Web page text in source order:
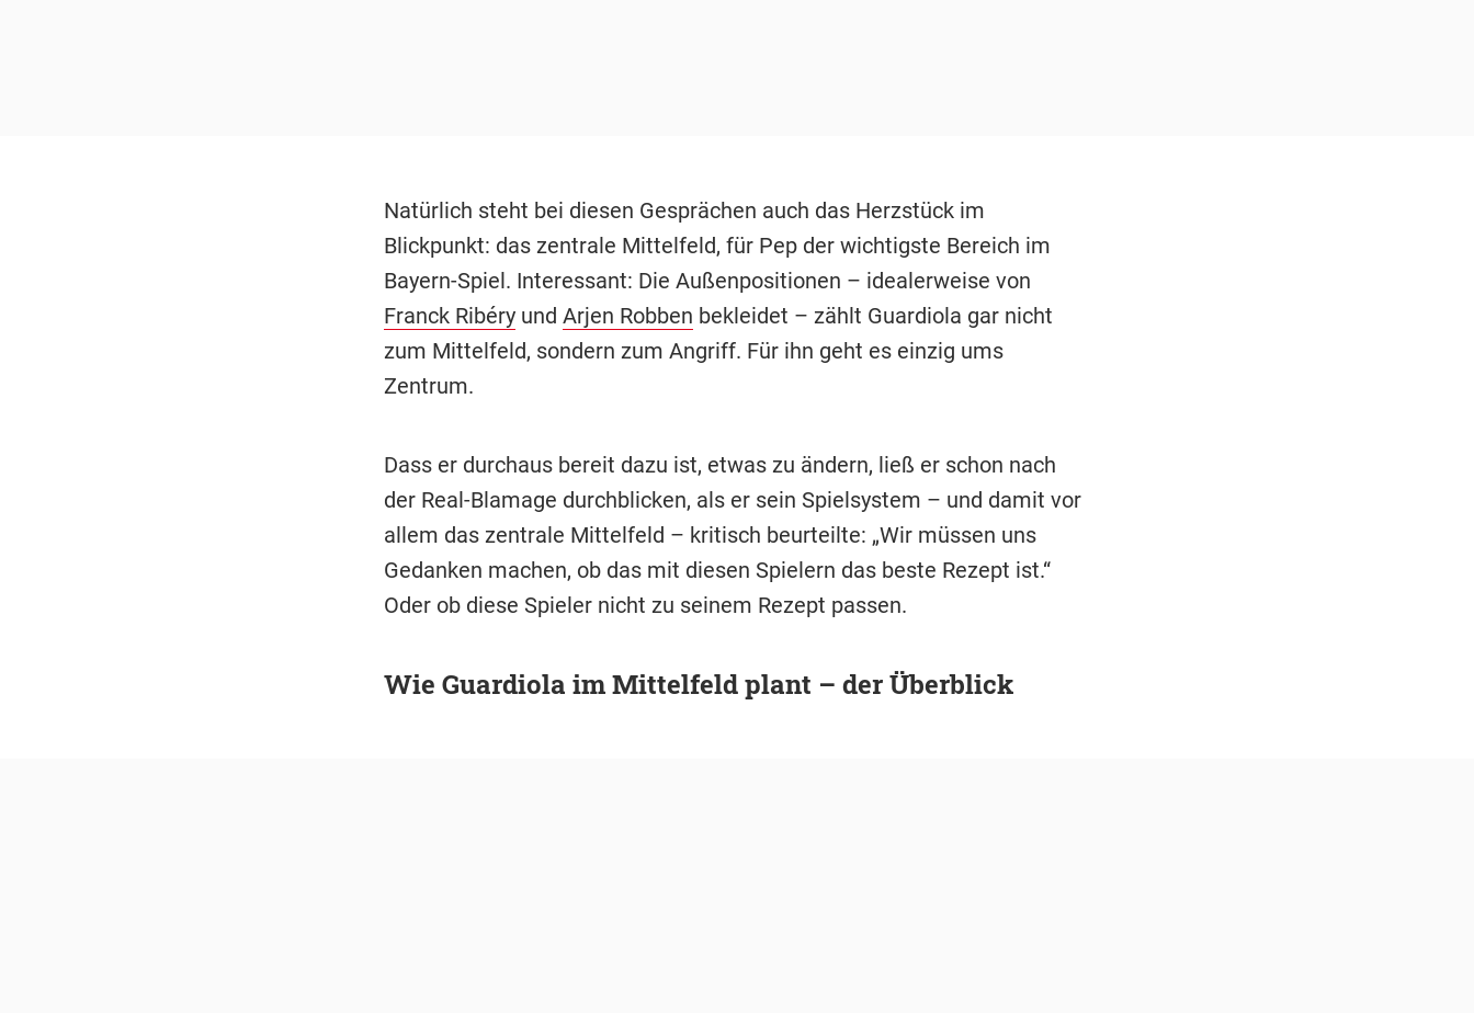
Natürlich steht bei diesen Gesprächen auch das Herzstück im
Blickpunkt: das zentrale Mittelfeld, für Pep der wichtigste Bereich im
Bayern-Spiel. Interessant: Die Außenpositionen – idealerweise von
Franck Ribéryund Arjen Robben bekleidet – zählt Guardiola gar nicht
zum Mittelfeld, sondern zum Angriff. Für ihn geht es einzig ums
Zentrum.
Dass er durchaus bereit dazu ist, etwas zu ändern, ließ er schon nach
der Real-Blamage durchblicken, als er sein Spielsystem – und damit vor
allem das zentrale Mittelfeld – kritisch beurteilte: „Wir müssen uns
Gedanken machen, ob das mit diesen Spielern das beste Rezept ist.“
Oder ob diese Spieler nicht zu seinem Rezept passen.
Wie Guardiola im Mittelfeld plant – der Überblick